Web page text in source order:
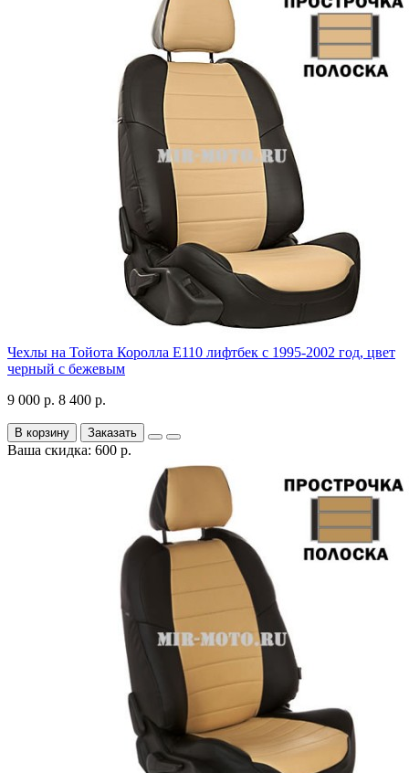
Чехлы на Тойота Королла Е110 лифтбек с 1995-2002 год, цвет
черный с бежевым
9 000 р. 8 400 р.
В корзину Заказать
Ваша скидка: 600 р.